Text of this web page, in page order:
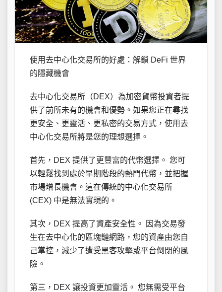
使用去中心化交易所的好處：解鎖 DeFi 世界
的隱藏機會
去中心化交易所（DEX）為加密貨幣投資者提
供了前所未有的機會和優勢。如果您正在尋找
更安全、更靈活、更私密的交易方式，使用去
中心化交易所將是您的理想選擇。
首先，DEX 提供了更豐富的代幣選擇。 您可
以輕鬆找到處於早期階段的熱門代幣，並把握
市場增長機會。這在傳統的中心化交易所
(CEX) 中是無法實現的。
其次，DEX 提高了資產安全性。 因為交易發
生在去中心化的區塊鏈網路，您的資產由您自
己掌控，減少了遭受黑客攻擊或平台倒閉的風
險。
第三，DEX 讓投資更加靈活。 您無需受平台